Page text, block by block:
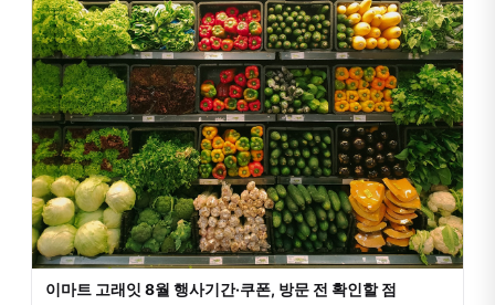
이마트 고래잇 8월 행사기간·쿠폰, 방문 전 확인할 점